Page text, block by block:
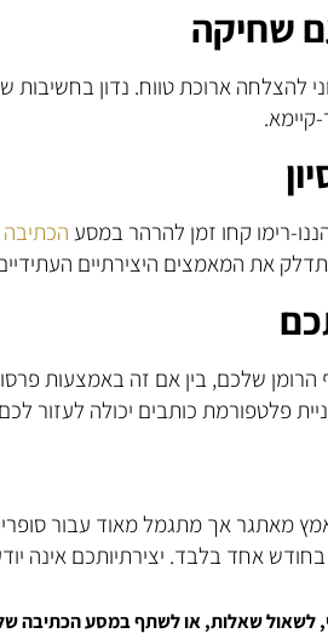
שחיקה
להצלחה ארוכת טווח. נדון
רימו קחו זמן להרהר במסע הכתיבה
את המאמצים היצירתיים
הרומן שלכם, בין אם זה באמצעות
פלטפורמת כותבים יכולה לעזור
מאתגר אך מתגמל מאוד עבור
אחד בלבד. יצירתיותכם אינה
לשאול שאלות, או לשתף במסע הכתיבה